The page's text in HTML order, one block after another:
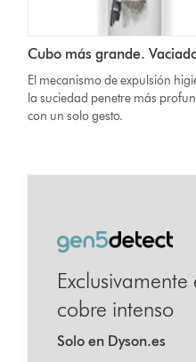
Cubo más grande.
El mecanismo de expulsión
la suciedad penetre más
con un solo gesto.
cobre intenso
Solo en Dyson.es